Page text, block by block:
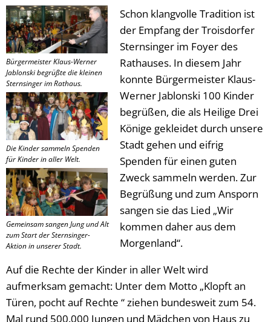
Bürgermeister Klaus-Werner
Jablonski begrüßte die kleinen
Sternsinger im Rathaus.
Die Kinder sammeln Spenden
für Kinder in aller Welt.
Gemeinsam sangen Jung und Alt
zum Start der Sternsinger-
Aktion in unserer Stadt.
Schon klangvolle Tradition ist
der Empfang der Troisdorfer
Sternsinger im Foyer des
Rathauses. In diesem Jahr
konnte Bürgermeister Klaus-
Werner Jablonski 100 Kinder
begrüßen, die als Heilige Drei
Könige gekleidet durch unsere
Stadt gehen und eifrig
Spenden für einen guten
Zweck sammeln werden. Zur
Begrüßung und zum Ansporn
sangen sie das Lied „Wir
kommen daher aus dem
Morgenland“.
Auf die Rechte der Kinder in aller Welt wird
aufmerksam gemacht: Unter dem Motto „Klopft an
Türen, pocht auf Rechte “ ziehen bundesweit zum 54.
Mal rund 500.000 Jungen und Mädchen von Haus zu